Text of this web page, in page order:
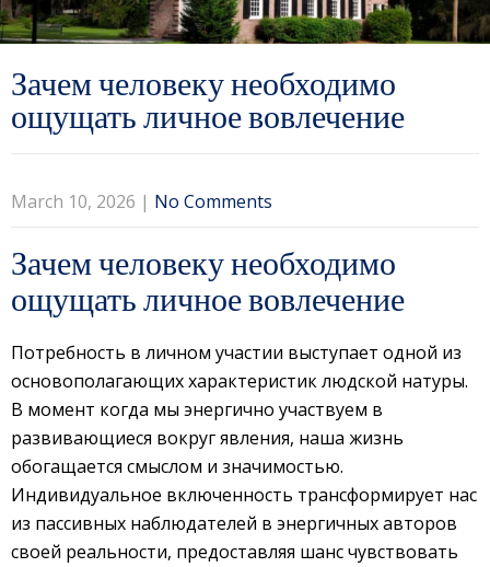
Зачем человеку необходимо
ощущать личное вовлечение
March 10, 2026 | No Comments
Зачем человеку необходимо
ощущать личное вовлечение
Потребность в личном участии выступает одной из
основополагающих характеристик людской натуры.
В момент когда мы энергично участвуем в
развивающиеся вокруг явления, наша жизнь
обогащается смыслом и значимостью.
Индивидуальное включенность трансформирует нас
из пассивных наблюдателей в энергичных авторов
своей реальности, предоставляя шанс чувствовать